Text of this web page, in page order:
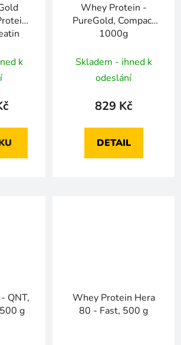
k
Whey Protein -
PureGold, Compact
1000g
Skladem - ihned k
odeslání
829 Kč
DETAIL
QNT,
g
Whey Protein Hera
80 - Fast, 500 g